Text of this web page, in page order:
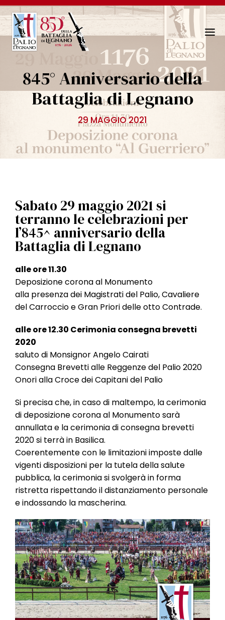
N
845° Anniversario della
Battaglia di Legnano
29 MAGGIO 2021
Sabato 29 maggio 2021 si
terranno le celebrazioni per
l’845^ anniversario della
Battaglia di Legnano
alle ore 11.30
Deposizione corona al Monumento
alla presenza dei Magistrati del Palio, Cavaliere
del Carroccio e Gran Priori delle otto Contrade.
alle ore 12.30 Cerimonia consegna brevetti
2020
saluto di Monsignor Angelo Cairati
Consegna Brevetti alle Reggenze del Palio 2020
Onori alla Croce dei Capitani del Palio
Si precisa che, in caso di maltempo, la cerimonia
di deposizione corona al Monumento sarà
annullata e la cerimonia di consegna brevetti
2020 si terrà in Basilica.
Coerentemente con le limitazioni imposte dalle
vigenti disposizioni per la tutela della salute
pubblica, la cerimonia si svolgerà in forma
ristretta rispettando il distanziamento personale
e indossando la mascherina.